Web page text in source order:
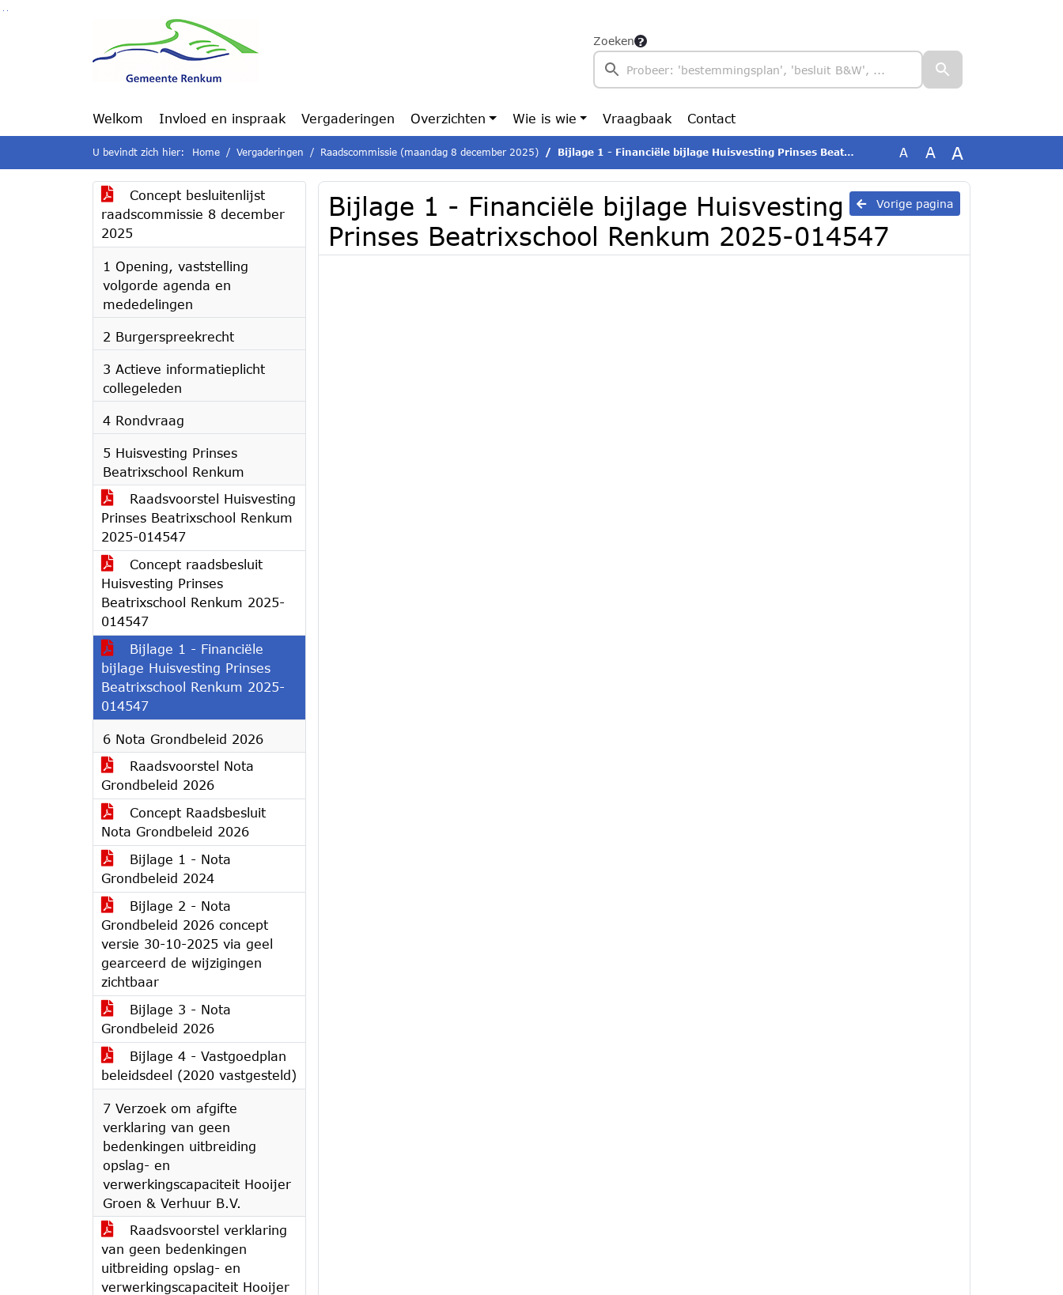
Ga naar de inhoud van deze pagina
Zoeken
Welkom Invloed en inspraak Vergaderingen Overzichten Wie is wie Vraagbaak Contact
U bevindt zich hier: Home Vergaderingen Raadscommissie (maandag 8 december 2025) Bijlage 1 - Financiële bijlage Huisvesting Prinses Beatrixschool Renkum 2025-014547 A A A
Concept besluitenlijst
raadscommissie 8 december
2025
1 Opening, vaststelling
volgorde agenda en
mededelingen
2 Burgerspreekrecht
3 Actieve informatieplicht
collegeleden
4 Rondvraag
5 Huisvesting Prinses
Beatrixschool Renkum
Raadsvoorstel Huisvesting
Prinses Beatrixschool Renkum
2025-014547
Concept raadsbesluit
Huisvesting Prinses
Beatrixschool Renkum 2025-
014547
Bijlage 1 - Financiële
bijlage Huisvesting Prinses
Beatrixschool Renkum 2025-
014547
6 Nota Grondbeleid 2026
Raadsvoorstel Nota
Grondbeleid 2026
Concept Raadsbesluit
Nota Grondbeleid 2026
Bijlage 1 - Nota
Grondbeleid 2024
Bijlage 2 - Nota
Grondbeleid 2026 concept
versie 30-10-2025 via geel
gearceerd de wijzigingen
zichtbaar
Bijlage 3 - Nota
Grondbeleid 2026
Bijlage 4 - Vastgoedplan
beleidsdeel (2020 vastgesteld)
7 Verzoek om afgifte
verklaring van geen
bedenkingen uitbreiding
opslag- en
verwerkingscapaciteit Hooijer
Groen & Verhuur B.V.
Raadsvoorstel verklaring
van geen bedenkingen
uitbreiding opslag- en
verwerkingscapaciteit Hooijer
Vorige pagina
Bijlage 1 - Financiële bijlage Huisvesting
Prinses Beatrixschool Renkum 2025-014547